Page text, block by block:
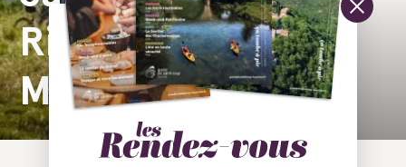
Rivière - Passa
Meridia N°3